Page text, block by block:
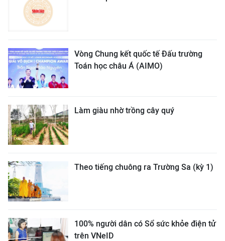
Vòng Chung kết quốc tế Đấu trường
Toán học châu Á (AIMO)
Làm giàu nhờ trồng cây quý
Theo tiếng chuông ra Trường Sa (kỳ 1)
100% người dân có Sổ sức khỏe điện tử
trên VNeID